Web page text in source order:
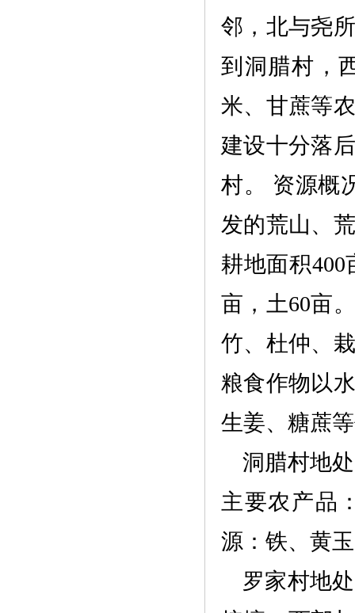
邻，北与尧
到洞腊村，
米、甘蔗等
建设十分落
村。
资源概
发的荒山、
耕地面积400
亩，土60亩
竹、杜仲、
粮食作物以
生姜、糖蔗
洞腊村地
主要农产品
源：铁、黄
罗家村地